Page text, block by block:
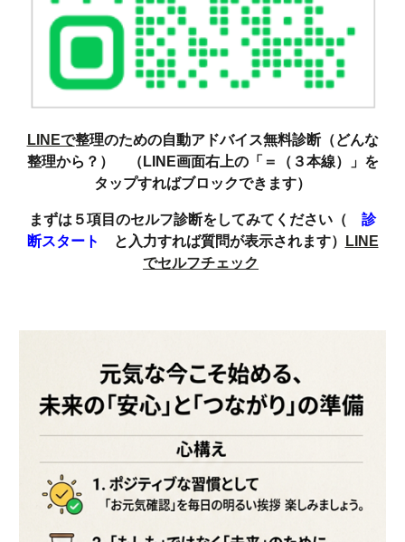
LINEで整理のための自動アドバイス無料診断（どんな
整理から？） （LINE画面右上の「＝（３本線）」を
タップすればブロックできます）
まずは５項目のセルフ診断をしてみてください（ 診
断スタート
と入力すれば質問が表示されます）
LINE
でセルフチェック